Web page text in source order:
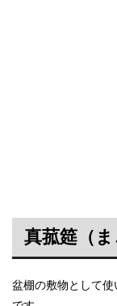
真菰筵（
盆棚の敷物として